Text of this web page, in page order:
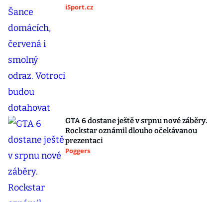
iSport.cz
GTA 6 dostane ještě v srpnu nové záběry.
Rockstar oznámil dlouho očekávanou
prezentaci
Poggers